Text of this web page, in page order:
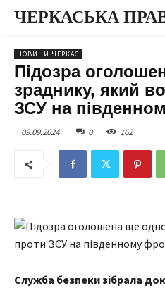
ЧЕРКАСЬКА
НОВИНИ ЧЕРКАС
Підозра
зраднику, який
ЗСУ на
09.09.2024 0 162
Служба безпеки зібрала